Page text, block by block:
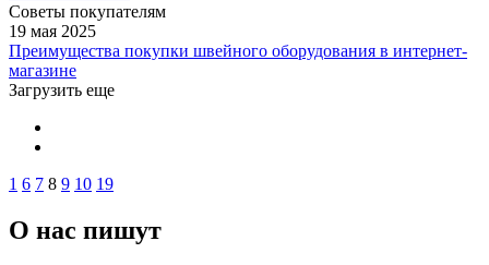
Советы покупателям
19 мая 2025
Преимущества покупки швейного оборудования в интернет-
магазине
Загрузить еще
1 6 7 8 9 10 19
О нас пишут